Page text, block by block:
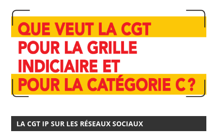
LA CGT IP SUR LES RÉSEAUX SOCIAUX